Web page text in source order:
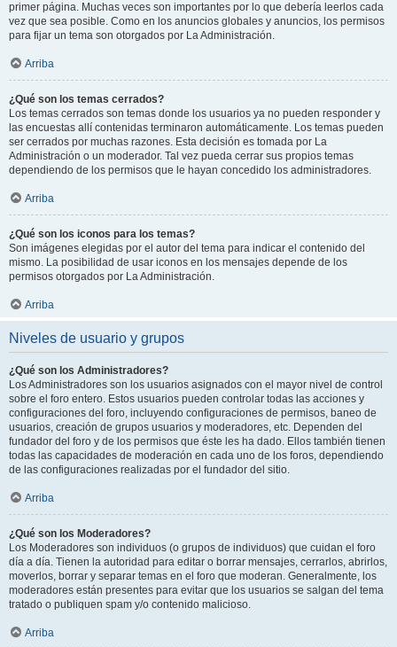
primer página. Muchas veces son importantes por lo que debería leerlos cada
vez que sea posible. Como en los anuncios globales y anuncios, los permisos
para fijar un tema son otorgados por La Administración.
Arriba
¿Qué son los temas cerrados?
Los temas cerrados son temas donde los usuarios ya no pueden responder y
las encuestas allí contenidas terminaron automáticamente. Los temas pueden
ser cerrados por muchas razones. Esta decisión es tomada por La
Administración o un moderador. Tal vez pueda cerrar sus propios temas
dependiendo de los permisos que le hayan concedido los administradores.
Arriba
¿Qué son los iconos para los temas?
Son imágenes elegidas por el autor del tema para indicar el contenido del
mismo. La posibilidad de usar iconos en los mensajes depende de los
permisos otorgados por La Administración.
Arriba
Niveles de usuario y grupos
¿Qué son los Administradores?
Los Administradores son los usuarios asignados con el mayor nivel de control
sobre el foro entero. Estos usuarios pueden controlar todas las acciones y
configuraciones del foro, incluyendo configuraciones de permisos, baneo de
usuarios, creación de grupos usuarios y moderadores, etc. Dependen del
fundador del foro y de los permisos que éste les ha dado. Ellos también tienen
todas las capacidades de moderación en cada uno de los foros, dependiendo
de las configuraciones realizadas por el fundador del sitio.
Arriba
¿Qué son los Moderadores?
Los Moderadores son individuos (o grupos de individuos) que cuidan el foro
día a día. Tienen la autoridad para editar o borrar mensajes, cerrarlos, abrirlos,
moverlos, borrar y separar temas en el foro que moderan. Generalmente, los
moderadores están presentes para evitar que los usuarios se salgan del tema
tratado o publiquen spam y/o contenido malicioso.
Arriba